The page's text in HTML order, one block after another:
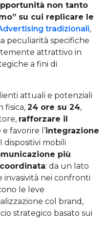
non tanto
su cui replicare le
tradizionali,
peculiarità specifiche
attrattivo in
a fini di
attuali e potenziali
fisica, 24 ore su 24,
rafforzare il
e favorire l’integrazione
I dispositivi mobili
più
: da un lato
invasività nei confronti
le leve
col brand,
strategico basato sui